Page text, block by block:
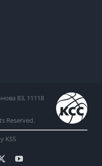
83, 11118
Reserved.
KSS
YouTube